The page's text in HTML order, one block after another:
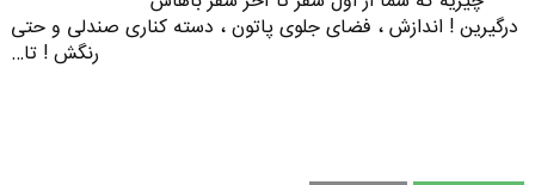
درگیرین ! اندازش ، فضای جلوی پاتون ، دسته کناری صندلی و حتی
رنگش ! تا…